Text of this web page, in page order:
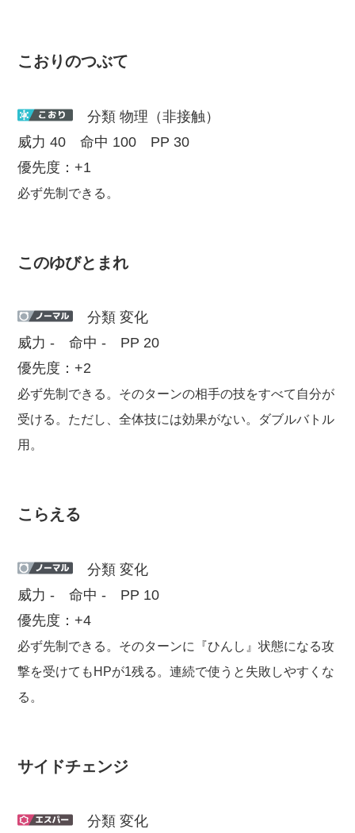
こおりのつぶて
分類 物理（非接触）
威力 40 命中 100 PP 30
優先度：+1
必ず先制できる。
このゆびとまれ
分類 変化
威力 - 命中 - PP 20
優先度：+2
必ず先制できる。そのターンの相手の技をすべて自分が
受ける。ただし、全体技には効果がない。ダブルバトル
用。
こらえる
分類 変化
威力 - 命中 - PP 10
優先度：+4
必ず先制できる。そのターンに『ひんし』状態になる攻
撃を受けてもHPが1残る。連続で使うと失敗しやすくな
る。
サイドチェンジ
分類 変化